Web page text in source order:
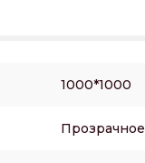
1000*1000
Прозрачное